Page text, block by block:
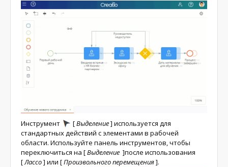
Инструмент [Выделение] используется для
стандартных действий с элементами в рабочей
области. Используйте панель инструментов, чтобы
переключиться на [Выделение ]после использования
[Лассо] или [Произвольного перемещения].